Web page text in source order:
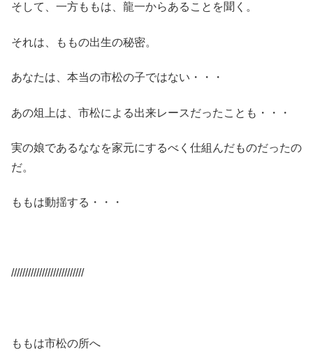
そして、一方ももは、龍一からあることを聞く。
それは、ももの出生の秘密。
あなたは、本当の市松の子ではない・・・
あの俎上は、市松による出来レースだったことも・・・
実の娘であるななを家元にするべく仕組んだものだったの
だ。
ももは動揺する・・・
//////////////////////////
ももは市松の所へ